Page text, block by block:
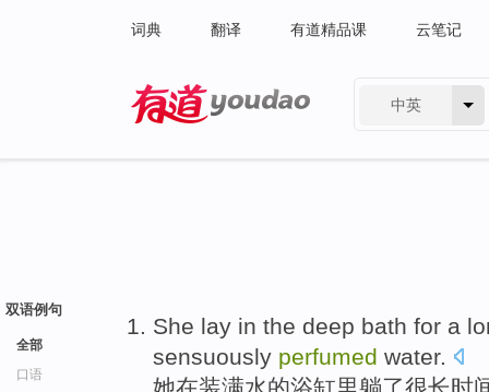
词典 翻译 有道精品课 云笔记
中英
双语例句
全部
口语
She lay in the deep bath for a
sensuously perfumed water.